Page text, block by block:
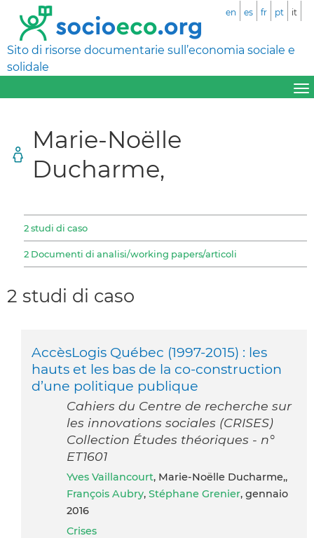
Sito di risorse documentarie sull’economia sociale e
solidale
en es fr pt it
Marie-Noëlle
Ducharme,
2 studi di caso
2 Documenti di analisi/working papers/articoli
2 studi di caso
AccèsLogis Québec (1997-2015) : les
hauts et les bas de la co-construction
d’une politique publique
Cahiers du Centre de recherche sur
les innovations sociales (CRISES)
Collection Études théoriques - n°
ET1601
Yves Vaillancourt, Marie-Noëlle Ducharme,,
François Aubry, Stéphane Grenier, gennaio
2016
Crises